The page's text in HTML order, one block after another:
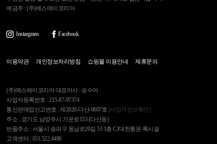
예금주 : (주)에스에이코리아
Instargram Facebook
이용약관 개인정보처리방침 쇼핑몰 이용안내 제휴문의
(주)에스에이코리아 대표이사 : 송수아
사업자등록번호 : 215-87-97374
통신판매업신고번호 : 제2020-다산-0607호 [사업자정보확인]
주소 : 경기도 남양주시 가운로153 (다산동)
반품주소 : 서울시 송파구 동남로20길 53 1층 CJ대한통운 록시걸
고객센터 : 031.522.4488